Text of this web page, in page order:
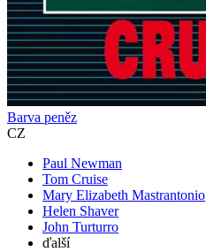
Barva peněz
CZ
Paul Newman
Tom Cruise
Mary Elizabeth Mastrantonio
Helen Shaver
John Turturro
ďalší